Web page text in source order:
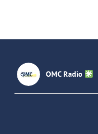
OMC Radio